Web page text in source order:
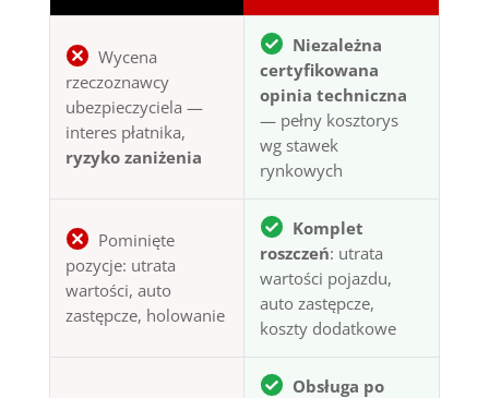
Wycena
rzeczoznawcy
ubezpieczyciela —
interes płatnika,
ryzyko zaniżenia
Niezależna
certyfikowana
opinia techniczna
— pełny kosztorys
wg stawek
rynkowych
Pominięte
pozycje: utrata
wartości, auto
zastępcze, holowanie
Komplet
roszczeń: utrata
wartości pojazdu,
auto zastępcze,
koszty dodatkowe
Obsługa po